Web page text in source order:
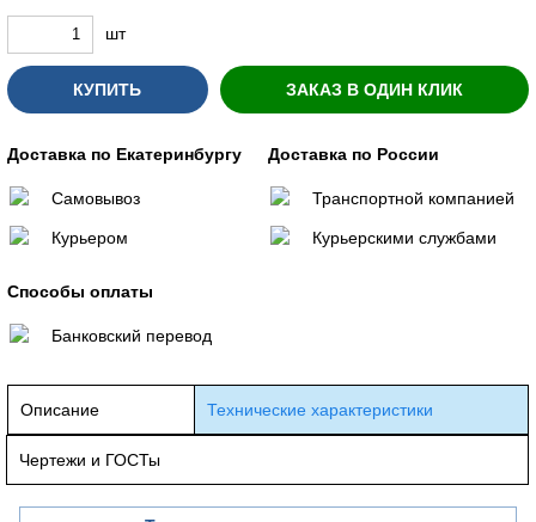
шт
КУПИТЬ ЗАКАЗ В ОДИН КЛИК
Доставка по Екатеринбургу
Самовывоз
Курьером
Доставка по России
Транспортной компанией
Курьерскими службами
Способы оплаты
Банковский перевод
Описание Технические характеристики
Чертежи и ГОСТы